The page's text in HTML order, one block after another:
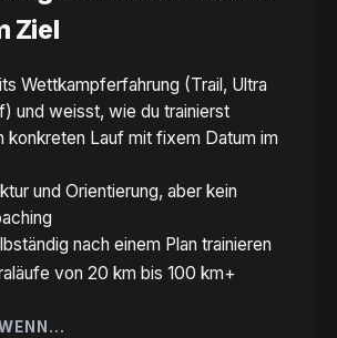
Ziel
Wettkampferfahrung (Trail, Ultra
und weisst, wie du trainierst
konkreten Lauf mit fixem Datum im
und Orientierung, aber kein
nach einem Plan trainieren
von 20 km bis 100 km+